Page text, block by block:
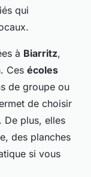
qui
à Biarritz,
. Ces écoles
de groupe ou
de choisir
De plus, elles
des planches
si vous